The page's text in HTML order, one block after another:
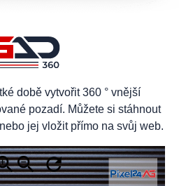
době vytvořit 360 ° vnější
pozadí. Můžete si stáhnout
jej vložit přímo na svůj web.